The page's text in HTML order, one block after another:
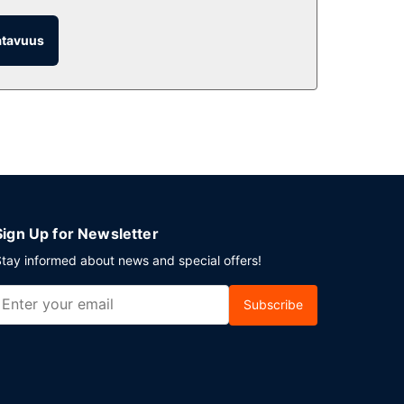
paikallinen keittiö. Palveluihin kuuluu myös
klo 6.30–10.00.
Up for Newsletter
informed about news and special offers!
Subscribe